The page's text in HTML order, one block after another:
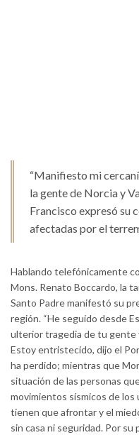
“Manifiesto mi
la gente de Norcia y
Francisco expresó su
afectadas por el
Hablando telefónicamente
Mons. Renato Boccardo, la
Santo Padre manifestó su
región. “He seguido desde
ulterior tragedia de tu gente
Estoy entristecido, dijo el
ha perdido; mientras que
situación de las personas
movimientos sísmicos de
tienen que afrontar y el
sin casa ni seguridad. Por